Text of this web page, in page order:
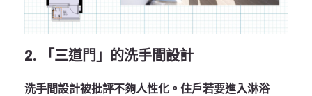
2. 「三道門」的洗手間設計
洗手間設計被批評不夠人性化。住戶若要進入淋浴